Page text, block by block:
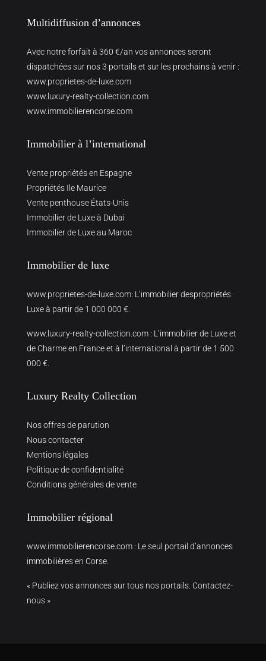
Multidiffusion d’annonces
Avec notre forfait à 360 €/an vos annonces seront
dispatchées sur nos 3 portails et sur les prochains à venir :
www.proprietes-de-luxe.com
www.luxury-realty-collection.com
www.immobilierencorse.com
Immobilier à l’international
Vente propriétés en Espagne
Propriétés Ile Maurice
Vente penthouse États-Unis
Immobilier de Luxe à Dubai
Immobilier de Luxe au Maroc
Immobilier de luxe
www.proprietes-de-luxe.com: L’immobilier despropriétés
Luxe à partir de 1 000 000 €.
www.luxury-realty-collection.com : L’immobilier de Luxe et
de Charme en France et à l’international à partir de 1 500
000 €.
Luxury Realty Collection
Nos offres de parution
Nous contacter
Mentions légales
Politique de confidentialité
Conditions générales de vente
Immobilier régional
www.immobilierencorse.com : Le seul portail d’annonces
immobilières en Corse.
« Publiez vos annonces sur tous nos portails. Contactez-
nous »